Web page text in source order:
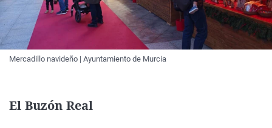
Mercadillo navideño | Ayuntamiento de Murcia
El Buzón Real